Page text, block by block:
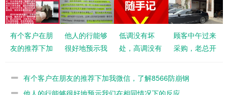
有个客户在朋
友的推荐下加
8566防崩钢
他人的行能够
很好地预示我
下的反应
低调没有坏
处，高调没有
顾客中午过来
采购，老总开
采购一起来
有个客户在朋友的推荐下加我微信，了解8566防崩钢
他人的行能够很好地预示我们在相同情况下的反应